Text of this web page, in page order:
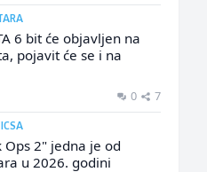
6 bit će objavljen na
pojavit će se i na
0 7
Ops 2" jedna je od
u 2026. godini